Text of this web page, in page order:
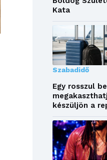
Kata
Szabadidő
Egy rosszul
készüljön a